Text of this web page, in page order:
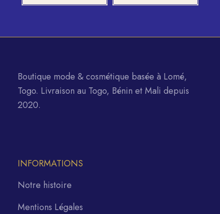
Boutique mode & cosmétique basée à Lomé,
Togo. Livraison au Togo, Bénin et Mali depuis
2020.
INFORMATIONS
Notre histoire
Mentions Légales